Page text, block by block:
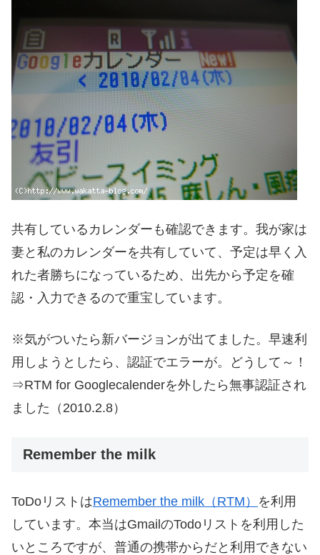
共有しているカレンダーも確認できます。我が家は
妻と私のカレンダーを共有していて、予定は早く入
れた者勝ちになっているため、出先から予定を確
認・入力できるので重宝しています。
※気がついたら新バージョンが出てました。早速利
用しようとしたら、認証でエラーが。どうして～！
⇒RTM for Googlecalenderを外したら無事認証され
ました（2010.2.8）
Remember the milk
ToDoリストはRemember the milk（RTM） を利用
しています。本当はGmailのTodoリストを利用した
いところですが、普通の携帯からだと利用できない